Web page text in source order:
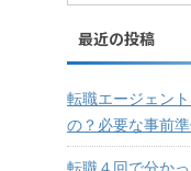
最近の投稿
転職エージェン
の？必要な事前
転職４回で分か